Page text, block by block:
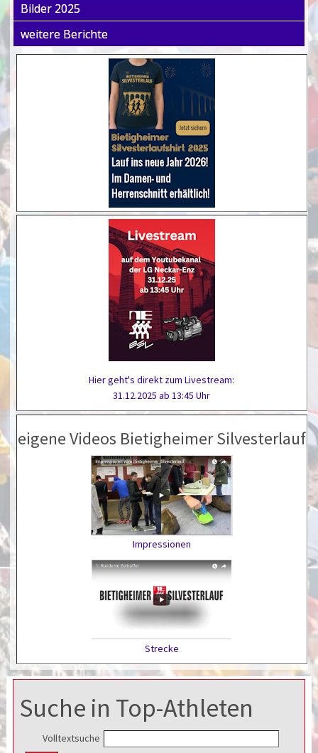
Bilder 2025
weitere Berichte
Hier geht's direkt zum Livestream:
31.12.2025 ab 13:45 Uhr
eigene Videos Bietigheimer Silvesterlauf
Impressionen
Strecke
Suche in Top-Athleten
Volltextsuche